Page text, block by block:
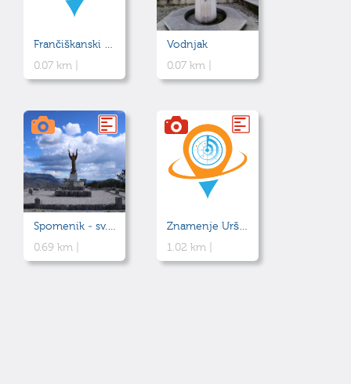
Frančiškanski samostan
0.07 km |
Vodnjak
0.07 km |
Spomenik - sv. Frančišek Asiški
0.69 km |
Znamenje Uršule Ferligoj
1.02 km |